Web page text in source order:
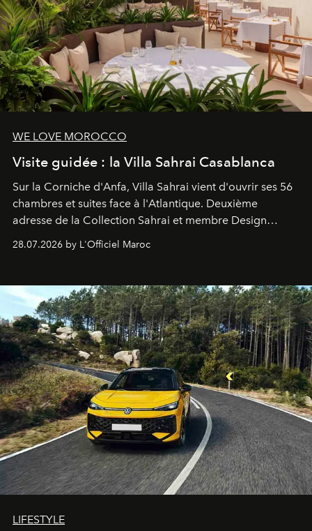
WE LOVE MOROCCO
Visite guidée : la Villa Sahrai Casablanca
Sur la Corniche d'Anfa, Villa Sahrai vient d'ouvrir ses 56
chambres et suites face à l'Atlantique. Deuxième
adresse de la Collection Sahrai et membre Design
Hotels, ce boutique-hôtel cinq étoiles signé Christophe
Pillet promet un lieu de vie complet. On y a déjeuné…
28.07.2026 by L'Officiel Maroc
LIFESTYLE